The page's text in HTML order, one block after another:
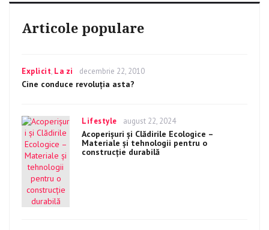
Articole populare
Categories
Explicit, La zi
Posted
on
decembrie 22, 2010
Cine conduce revoluția asta?
Categories
Lifestyle
Posted
on
august 22, 2024
Acoperişuri şi Clădirile Ecologice –
Materiale şi tehnologii pentru o
construcţie durabilă